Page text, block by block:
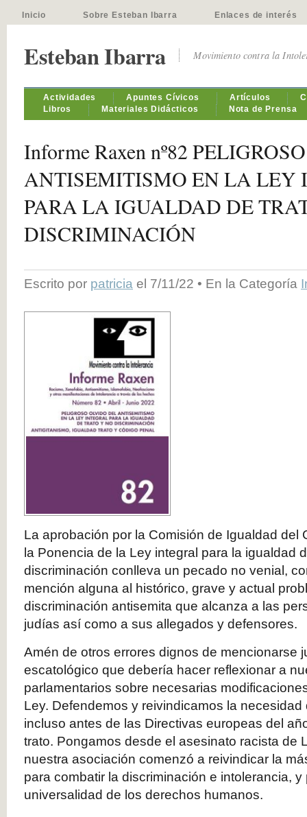
Inicio Sobre Esteban Ibarra Enlaces de interés
Esteban Ibarra Movimiento contra la
Actividades Apuntes Cívicos Artículos
Libros
Materiales Didácticos Nota de Prensa
Informe Raxen nº82
ANTISEMITISMO EN LA LEY
PARA LA IGUALDAD DE
DISCRIMINACIÓN
Escrito por patricia el 7/11/22 • En la Categoría
La aprobación por la Comisión de Igualdad del
la Ponencia de la Ley integral para la igualdad
discriminación conlleva un pecado no venial,
mención alguna al histórico, grave y actual
discriminación antisemita que alcanza a las
judías así como a sus allegados y defensores.
Amén de otros errores dignos de mencionarse
escatológico que debería hacer reflexionar a
parlamentarios sobre necesarias
Ley. Defendemos y reivindicamos la
incluso antes de las Directivas europeas del
trato. Pongamos desde el asesinato racista de
nuestra asociación comenzó a reivindicar la
para combatir la discriminación e intolerancia, y
universalidad de los derechos humanos.